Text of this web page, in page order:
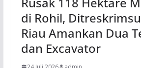
di Rohil,
Riau Amankan Dua
dan Excavator